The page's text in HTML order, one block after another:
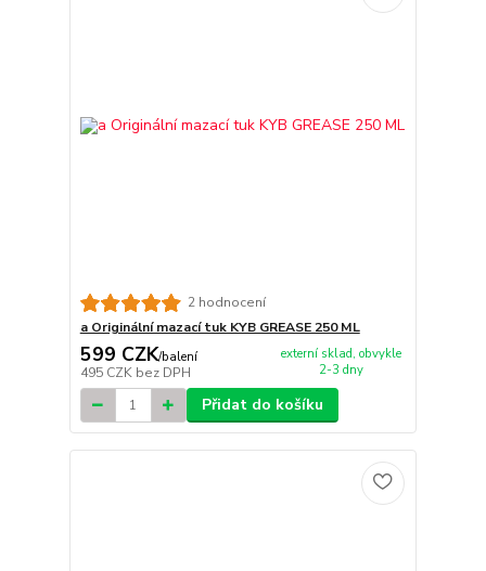
2 hodnocení
a Originální mazací tuk KYB GREASE 250 ML
599 CZK/balení
495 CZK bez DPH
externí sklad, obvykle
2-3 dny
Přidat do košíku